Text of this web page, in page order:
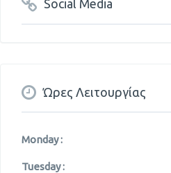
Social Media
Ώρες Λειτουργίας
Monday :
Tuesday :